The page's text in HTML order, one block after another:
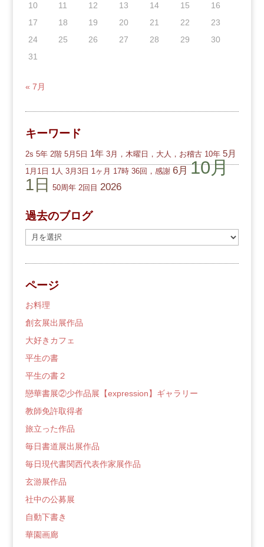
10
11 12 13 14 15
16
17
18 19 20 21 22
23
24
25 26 27 28 29
30
31
« 7月
キーワード
2s 5年 2階 5月5日 1年 3月，木曜日，大人，お稽古 10年 5月
1月1日 1人 3月3日 1ヶ月 17時 36回，感謝 6月 10月
1日 50周年 2回目 2026
過去のブログ
去
の
ロ
グ
ページ
お料理
創玄展出展作品
大好きカフェ
平生の書
平生の書２
戀華書展②少作品展【expression】ギャラリー
教師免許取得者
旅立った作品
毎日書道展出展作品
毎日現代書関西代表作家展作品
玄游展作品
社中の公募展
自動下書き
華園画廊